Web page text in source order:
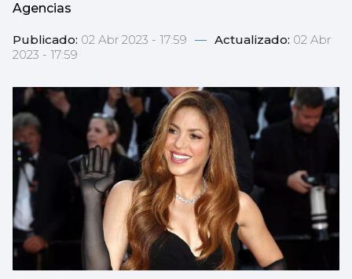
Agencias
Publicado: 02 Abr 2023 - 17:59 — Actualizado: 02 Abr
2023 - 17:59